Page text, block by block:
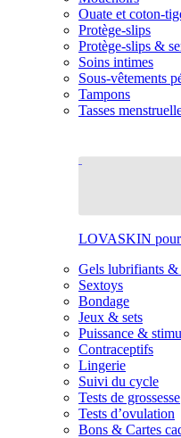
Ouate et coton-
Protège-slips
Protège-slips &
Soins intimes
Sous-vêtements
Tampons
Tasses
LOVASKIN pour
Gels lubrifiants &
Sextoys
Bondage
Jeux & sets
Puissance &
Contraceptifs
Lingerie
Suivi du cycle
Tests de grossesse
Tests d’ovulation
Bons & Cartes